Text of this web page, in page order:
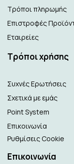
Τρόποι πληρωμής
Επιστροφές
Εταιρείες
Τρόποι χρήσης
Συχνές Ερωτήσεις
Σχετικά με εμάς
Point System
Επικοινωνία
Ρυθμίσεις Cookie
Επικοινωνία